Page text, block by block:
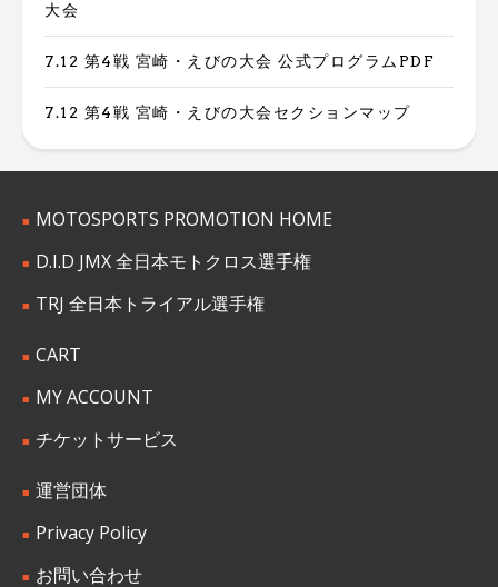
大会
7.12 第4戦 宮崎・えびの大会 公式プログラムPDF
7.12 第4戦 宮崎・えびの大会セクションマップ
MOTOSPORTS PROMOTION HOME
D.I.D JMX 全日本モトクロス選手権
TRJ 全日本トライアル選手権
CART
MY ACCOUNT
チケットサービス
運営団体
Privacy Policy
お問い合わせ